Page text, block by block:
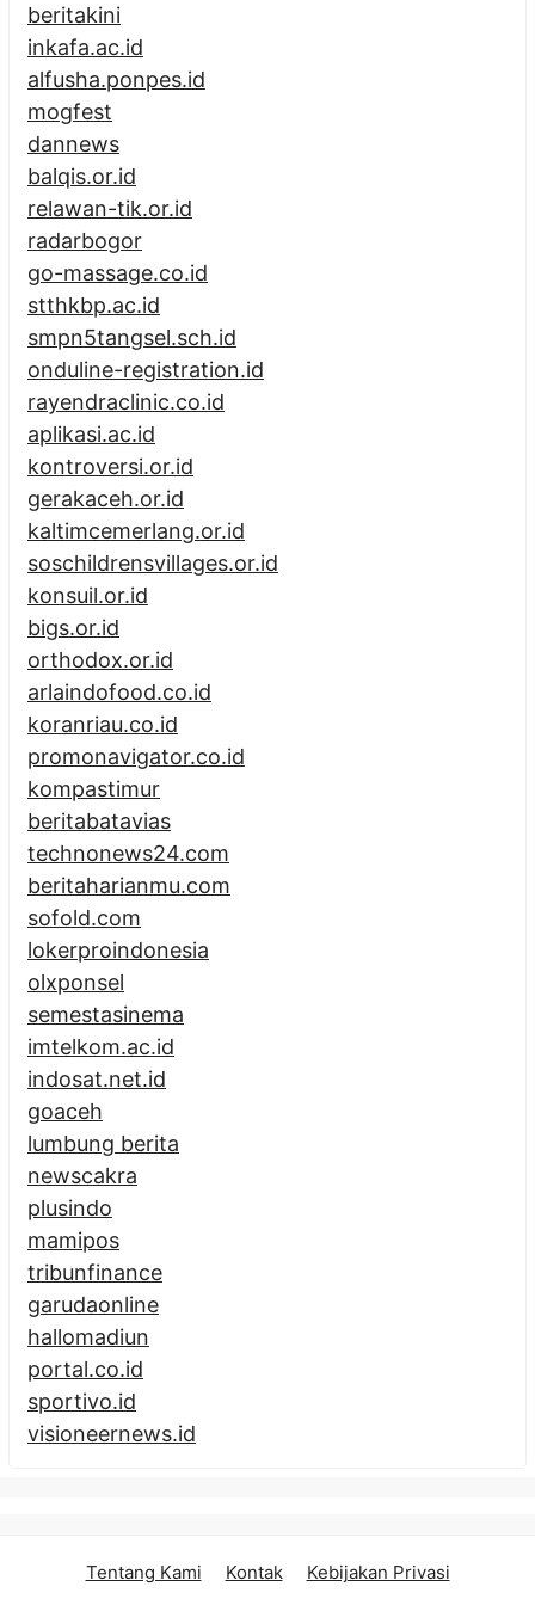
beritakini
inkafa.ac.id
alfusha.ponpes.id
mogfest
dannews
balqis.or.id
relawan-tik.or.id
radarbogor
go-massage.co.id
stthkbp.ac.id
smpn5tangsel.sch.id
onduline-registration.id
rayendraclinic.co.id
aplikasi.ac.id
kontroversi.or.id
gerakaceh.or.id
kaltimcemerlang.or.id
soschildrensvillages.or.id
konsuil.or.id
bigs.or.id
orthodox.or.id
arlaindofood.co.id
koranriau.co.id
promonavigator.co.id
kompastimur
beritabatavias
technonews24.com
beritaharianmu.com
sofold.com
lokerproindonesia
olxponsel
semestasinema
imtelkom.ac.id
indosat.net.id
goaceh
lumbung berita
newscakra
plusindo
mamipos
tribunfinance
garudaonline
hallomadiun
portal.co.id
sportivo.id
visioneernews.id
Tentang Kami Kontak
Kebijakan Privasi